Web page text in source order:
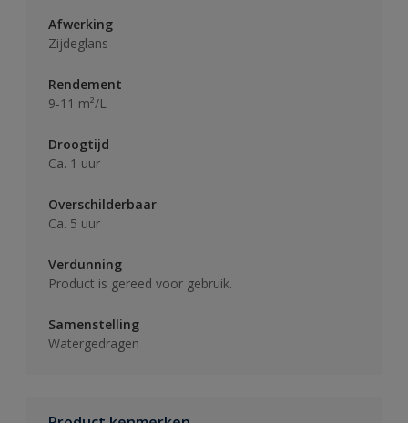
Afwerking
Zijdeglans
Rendement
9-11 m²/L
Droogtijd
Ca. 1 uur
Overschilderbaar
Ca. 5 uur
Verdunning
Product is gereed voor gebruik.
Samenstelling
Watergedragen